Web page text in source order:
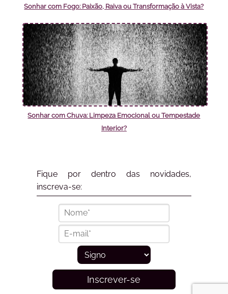
Sonhar com Fogo: Paixão, Raiva ou Transformação à Vista?
Sonhar com Chuva: Limpeza Emocional ou Tempestade
Interior?
Fique por dentro das novidades,
inscreva-se:
Inscrever-se